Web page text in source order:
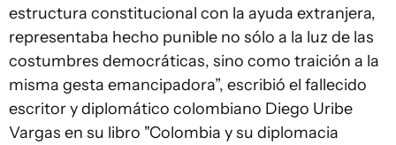
estructura constitucional con la ayuda extranjera,
representaba hecho punible no sólo a la luz de las
costumbres democráticas, sino como traición a la
misma gesta emancipadora”, escribió el fallecido
escritor y diplomático colombiano Diego Uribe
Vargas en su libro "Colombia y su diplomacia